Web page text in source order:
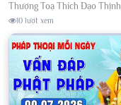
Thượng Toạ Thích Đạo Thịnh
10 lượt xem